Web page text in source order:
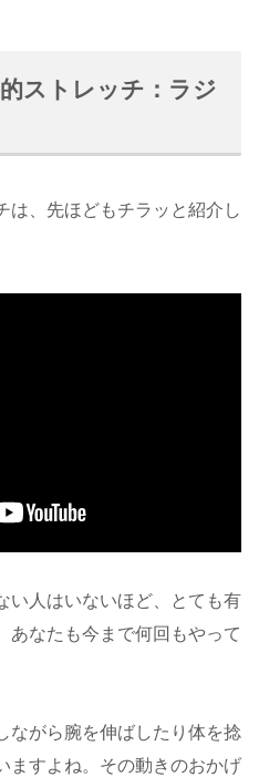
ストレッチ：ラジ
は、先ほどもチラッと紹介し
い人はいないほど、とても有
あなたも今まで何回もやって
ながら腕を伸ばしたり体を捻
ますよね。その動きのおかげ